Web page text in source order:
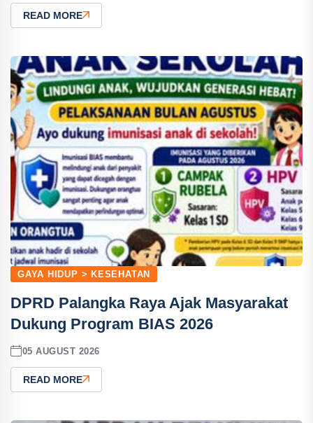
READ MORE
GAYA HIDUP > KESEHATAN
DPRD Palangka Raya Ajak Masyarakat
Dukung Program BIAS 2026
05 AUGUST 2026
READ MORE